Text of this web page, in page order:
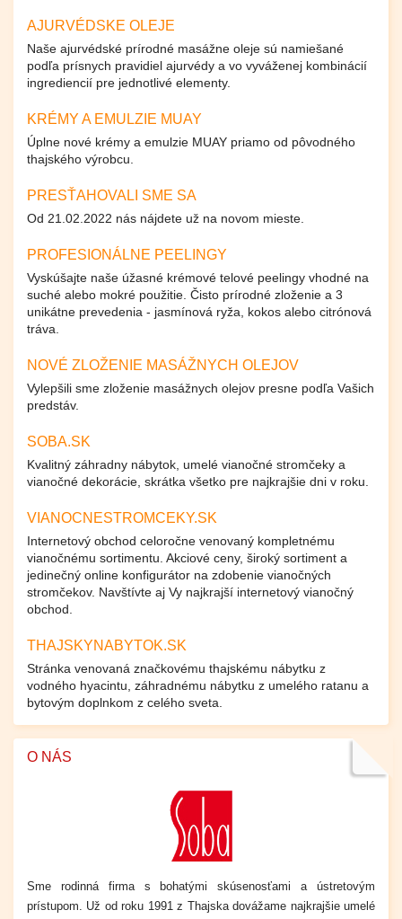
AJURVÉDSKE OLEJE
Naše ajurvédské prírodné masážne oleje sú namiešané
podľa prísnych pravidiel ajurvédy a vo vyváženej kombinácií
ingrediencií pre jednotlivé elementy.
KRÉMY A EMULZIE MUAY
Úplne nové krémy a emulzie MUAY priamo od pôvodného
thajského výrobcu.
PRESŤAHOVALI SME SA
Od 21.02.2022 nás nájdete už na novom mieste.
PROFESIONÁLNE PEELINGY
Vyskúšajte naše úžasné krémové telové peelingy vhodné na
suché alebo mokré použitie. Čisto prírodné zloženie a 3
unikátne prevedenia - jasmínová ryža, kokos alebo citrónová
tráva.
NOVÉ ZLOŽENIE MASÁŽNYCH OLEJOV
Vylepšili sme zloženie masážnych olejov presne podľa Vašich
predstáv.
SOBA.SK
Kvalitný záhradny nábytok, umelé vianočné stromčeky a
vianočné dekorácie, skrátka všetko pre najkrajšie dni v roku.
VIANOCNESTROMCEKY.SK
Internetový obchod celoročne venovaný kompletnému
vianočnému sortimentu. Akciové ceny, široký sortiment a
jedinečný online konfigurátor na zdobenie vianočných
stromčekov. Navštívte aj Vy najkrajší internetový vianočný
obchod.
THAJSKYNABYTOK.SK
Stránka venovaná značkovému thajskému nábytku z
vodného hyacintu, záhradnému nábytku z umelého ratanu a
bytovým doplnkom z celého sveta.
O NÁS
Sme rodinná firma s bohatými skúsenosťami a ústretovým
prístupom. Už od roku 1991 z Thajska dovážame najkrajšie umelé